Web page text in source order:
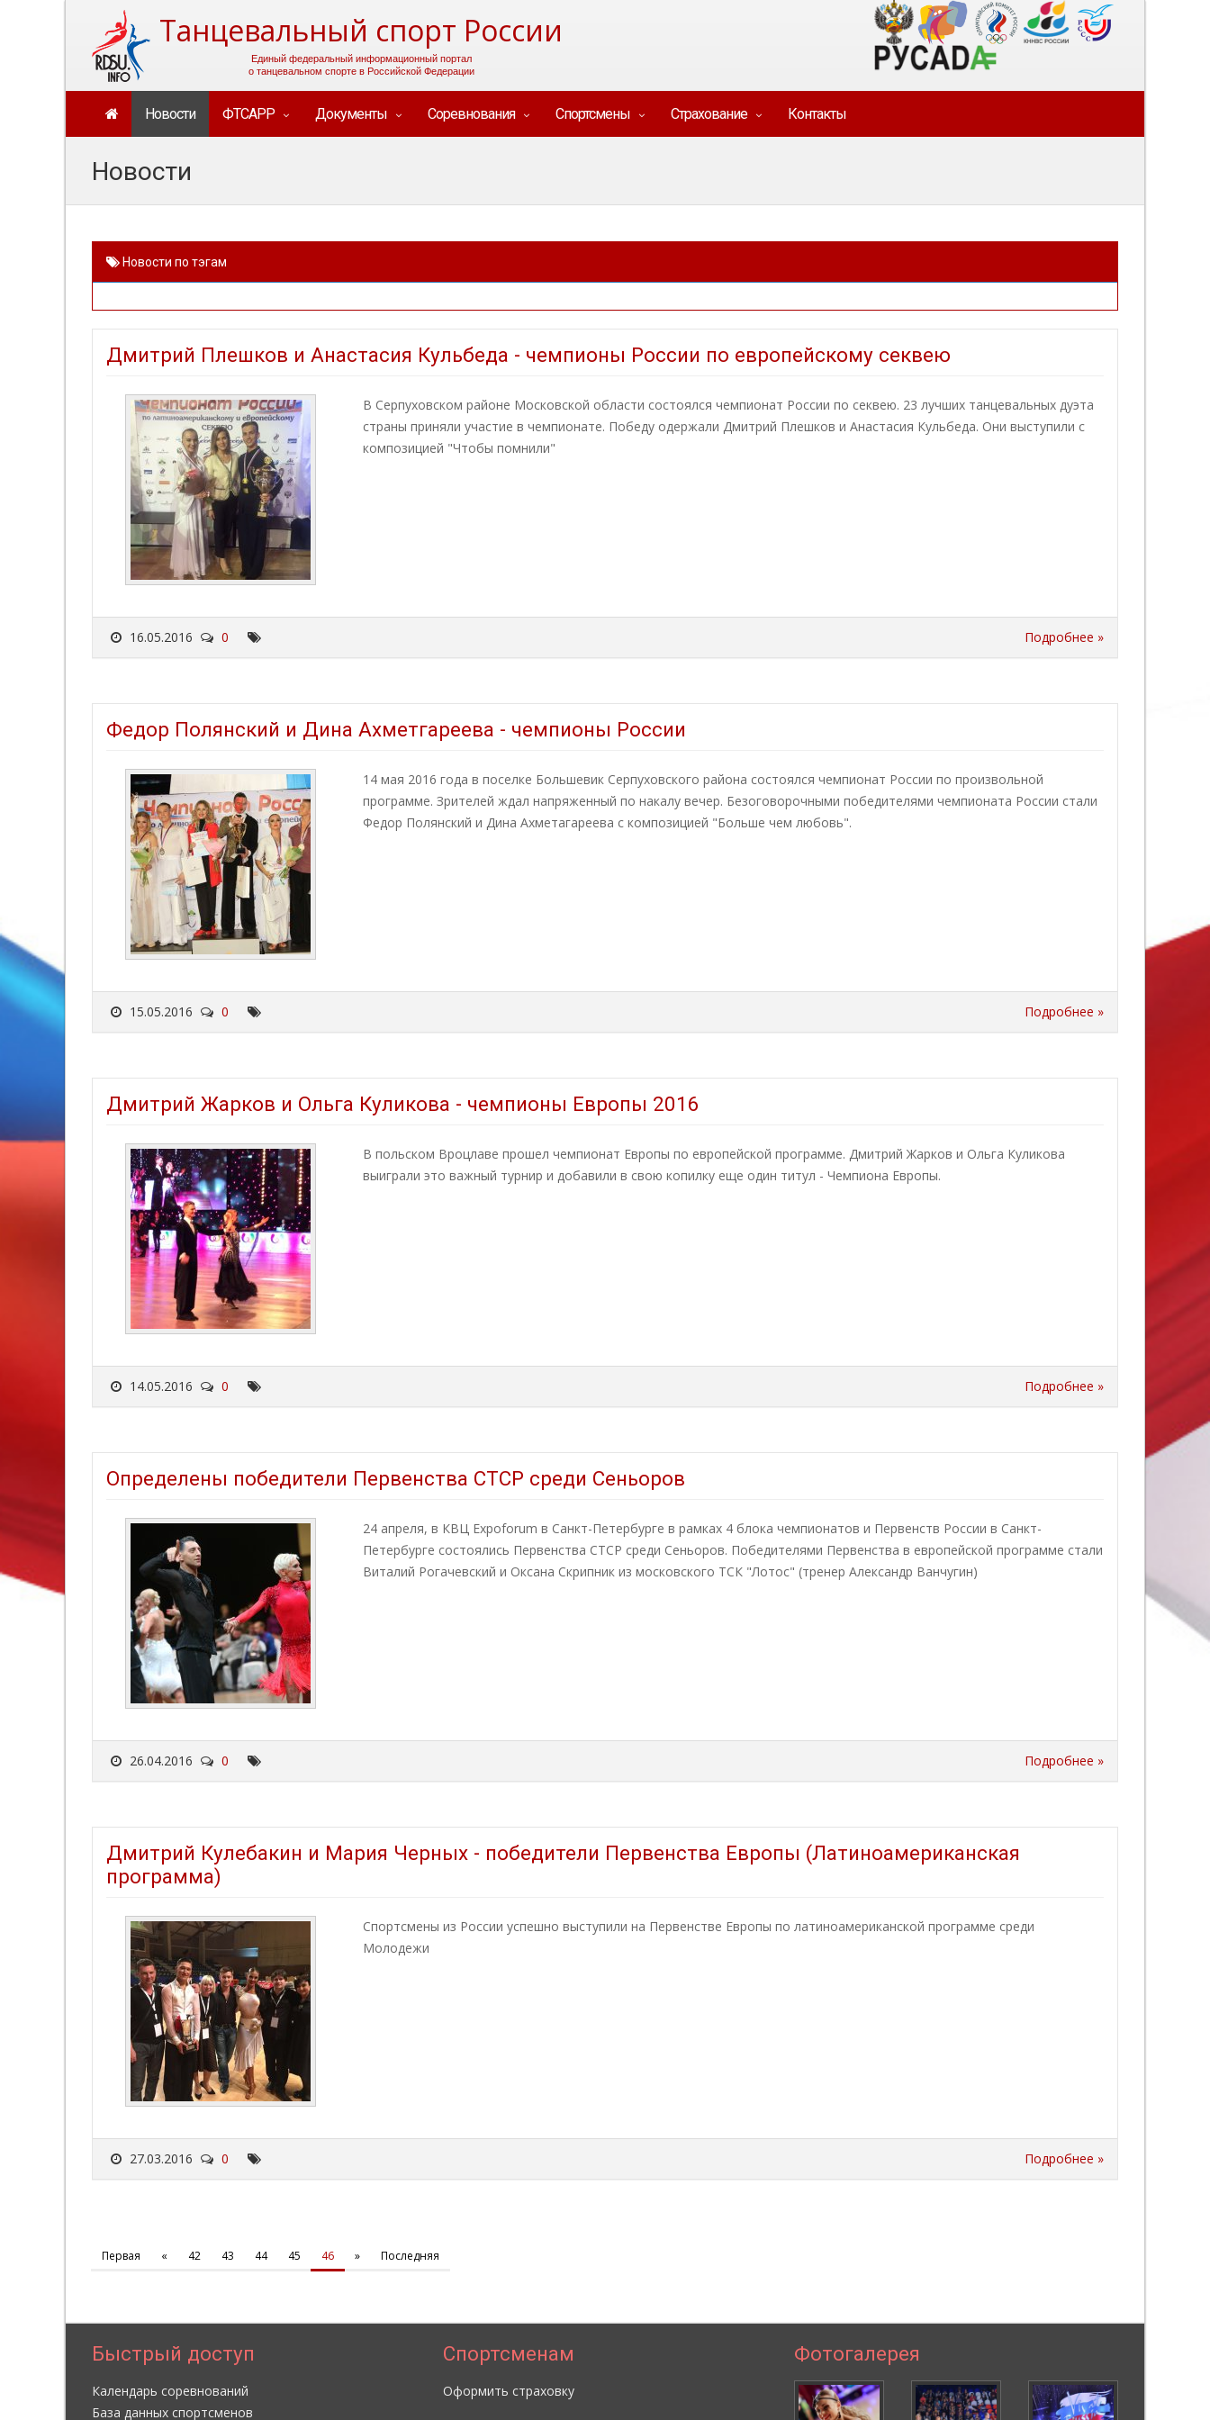
Танцевальный спорт России
Единый федеральный информационный портал
о танцевальном спорте в Российской Федерации
Новости ФТСАРР Документы Соревнования Спортсмены Страхование Контакты
Новости
Новости по тэгам
Дмитрий Плешков и Анастасия Кульбеда - чемпионы России по европейскому секвею
В Серпуховском районе Московской области состоялся чемпионат России по секвею. 23 лучших танцевальных дуэта
страны приняли участие в чемпионате. Победу одержали Дмитрий Плешков и Анастасия Кульбеда. Они выступили с
композицией "Чтобы помнили"
Подробнее »
16.05.2016 0
Федор Полянский и Дина Ахметгареева - чемпионы России
14 мая 2016 года в поселке Большевик Серпуховского района состоялся чемпионат России по произвольной
программе. Зрителей ждал напряженный по накалу вечер. Безоговорочными победителями чемпионата России стали
Федор Полянский и Дина Ахметагареева с композицией "Больше чем любовь".
Подробнее »
15.05.2016 0
Дмитрий Жарков и Ольга Куликова - чемпионы Европы 2016
В польском Вроцлаве прошел чемпионат Европы по европейской программе. Дмитрий Жарков и Ольга Куликова
выиграли это важный турнир и добавили в свою копилку еще один титул - Чемпиона Европы.
Подробнее »
14.05.2016 0
Определены победители Первенства СТСР среди Сеньоров
24 апреля, в КВЦ Expoforum в Санкт-Петербурге в рамках 4 блока чемпионатов и Первенств России в Санкт-
Петербурге состоялись Первенства СТСР среди Сеньоров. Победителями Первенства в европейской программе стали
Виталий Рогачевский и Оксана Скрипник из московского ТСК "Лотос" (тренер Александр Ванчугин)
Подробнее »
26.04.2016 0
Дмитрий Кулебакин и Мария Черных - победители Первенства Европы (Латиноамериканская
программа)
Спортсмены из России успешно выступили на Первенстве Европы по латиноамериканской программе среди
Молодежи
Подробнее »
27.03.2016 0
Первая « 42 43 44 45 46 » Последняя
Быстрый доступ
Календарь соревнований
База данных спортсменов
Спортсменам
Оформить страховку
Фотогалерея